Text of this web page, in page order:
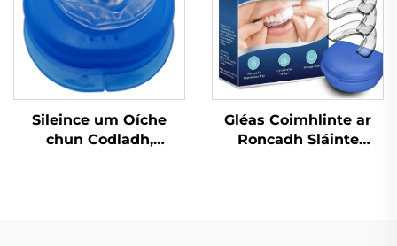
Codladh Leagaire
Sileince um Oíche
chun Codladh,
Gléas Coimhlinte ar
Roncadh Sláinte